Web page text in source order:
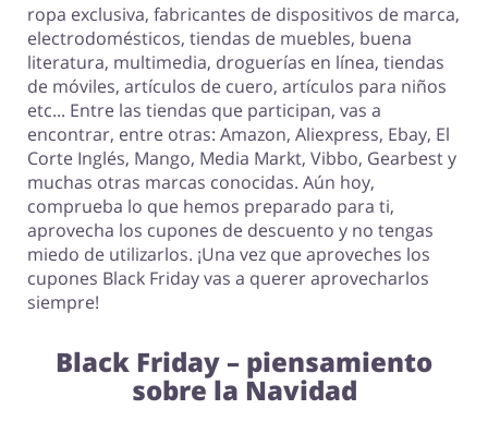
ropa exclusiva, fabricantes de dispositivos de marca,
electrodomésticos, tiendas de muebles, buena
literatura, multimedia, droguerías en línea, tiendas
de móviles, artículos de cuero, artículos para niños
etc... Entre las tiendas que participan, vas a
encontrar, entre otras: Amazon, Aliexpress, Ebay, El
Corte Inglés, Mango, Media Markt, Vibbo, Gearbest y
muchas otras marcas conocidas. Aún hoy,
comprueba lo que hemos preparado para ti,
aprovecha los cupones de descuento y no tengas
miedo de utilizarlos. ¡Una vez que aproveches los
cupones Black Friday vas a querer aprovecharlos
siempre!
Black Friday – piensamiento
sobre la Navidad